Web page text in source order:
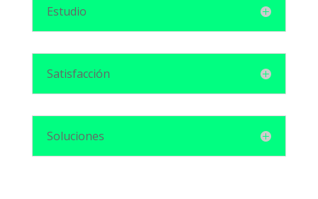
Estudio
Satisfacción
Soluciones